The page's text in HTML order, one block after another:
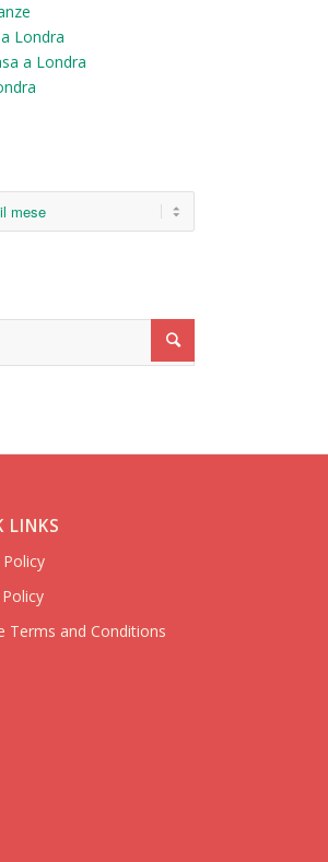
Londra
a Londra
LINKS
Terms and Conditions